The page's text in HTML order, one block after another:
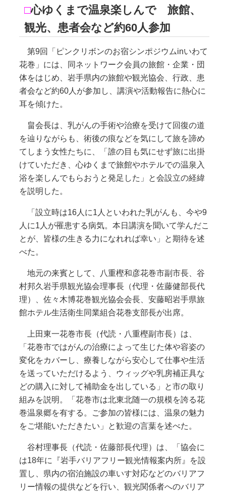
□心ゆくまで温泉楽しんで 旅館、
観光、患者会など約60人参加
第9回「ピンクリボンのお宿シンポジウムinいわて
花巻」には、同ネットワーク会員の旅館・企業・団
体をはじめ、岩手県内の旅館や観光協会、行政、患
者会など約60人が参加し、講演や活動報告に熱心に
耳を傾けた。
畠会長は、乳がんの手術や治療を受けて回復の道
を辿りながらも、術後の痕などを気にして旅を諦め
てしまう女性たちに、「誰の目も気にせず旅に出掛
けていただき、心ゆくまで旅館やホテルでの温泉入
浴を楽しんでもらおうと発足した」と会設立の経緯
を説明した。
「設立時は16人に1人といわれた乳がんも、今や9
人に1人が罹患する病気。本日講演を聞いて学んだこ
とが、皆様の生きる力になれれば幸い」と期待を述
べた。
地元の来賓として、八重樫和彦花巻市副市長、谷
村邦久岩手県観光協会理事長（代理・佐藤健部長代
理）、佐々木博花巻観光協会会長、安藤昭岩手県旅
館ホテル生活衛生同業組合花巻支部長が出席。
上田東一花巻市長（代読・八重樫副市長）は、
「花巻市ではがんの治療によって生じた体や容姿の
変化をカバーし、療養しながら安心して仕事や生活
を送っていただけるよう、ウィッグや乳房補正具な
どの購入に対して補助金を出している」と市の取り
組みを説明。「花巻市は北東北随一の規模を誇る花
巻温泉郷を有する。ご参加の皆様には、温泉の魅力
をご堪能いただきたい」と歓迎の言葉を述べた。
谷村理事長（代読・佐藤部長代理）は、「協会に
は18年に『岩手バリアフリー観光情報案内所』を設
置し、県内の宿泊施設の車いす対応などのバリアフ
リー情報の提供などを行い、観光関係者へのバリア